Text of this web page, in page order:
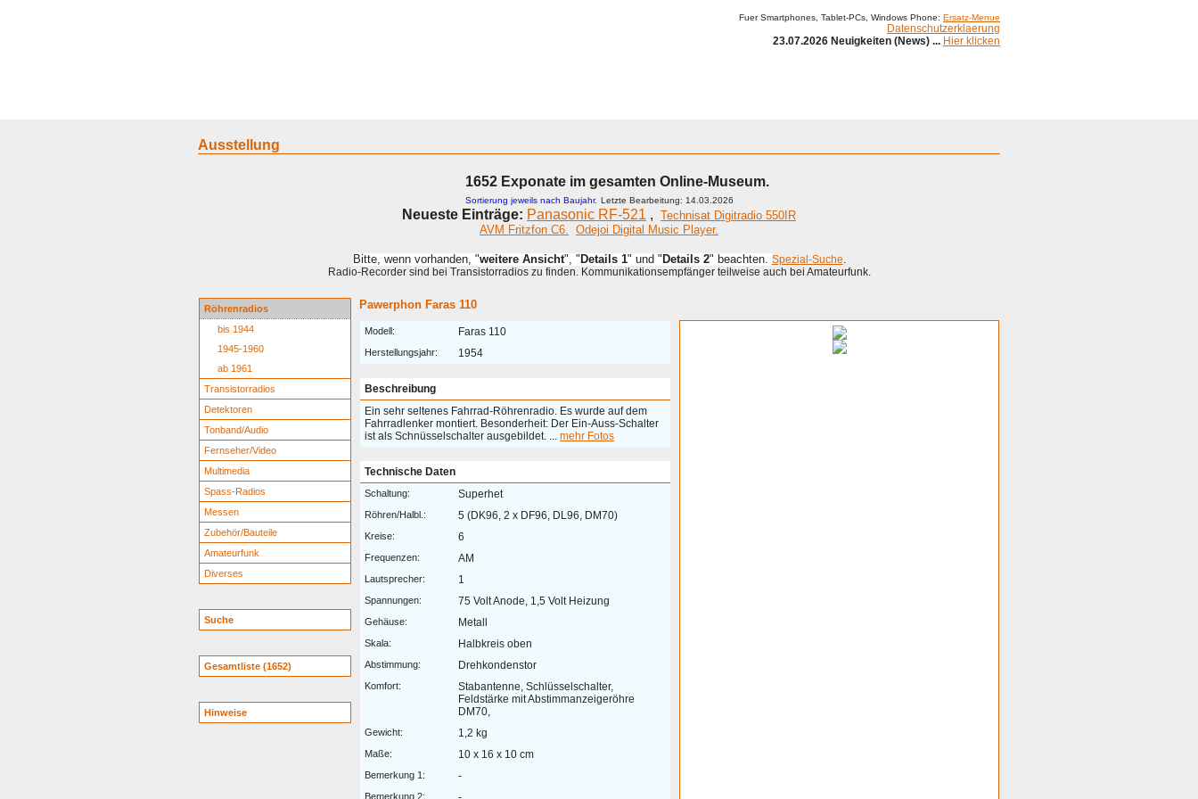
Fuer Smartphones, Tablet-PCs, Windows Phone: Ersatz-Menue
Datenschutzerklaerung
23.07.2026 Neuigkeiten (News) ... Hier klicken
Ausstellung
1652 Exponate im gesamten Online-Museum.
Sortierung jeweils nach Baujahr. Letzte Bearbeitung: 14.03.2026
Neueste Einträge: Panasonic RF-521 , Technisat Digitradio 550IR
AVM Fritzfon C6. Odejoi Digital Music Player.
Bitte, wenn vorhanden, "weitere Ansicht", " Details 1" und " Details 2" beachten. Spezial-Suche.
Radio-Recorder sind bei Transistorradios zu finden. Kommunikationsempfänger teilweise auch bei Amateurfunk.
Röhrenradios
bis 1944
1945-1960
ab 1961
Transistorradios
Detektoren
Tonband/Audio
Fernseher/Video
Multimedia
Spass-Radios
Messen
Zubehör/Bauteile
Amateurfunk
Diverses
Suche
Gesamtliste (1652)
Hinweise
Pawerphon Faras 110
Modell: Faras 110
Herstellungsjahr: 1954
Beschreibung
Ein sehr seltenes Fahrrad-Röhrenradio. Es wurde auf dem
Fahrradlenker montiert. Besonderheit: Der Ein-Auss-Schalter
ist als Schnüsselschalter ausgebildet. ... mehr Fotos
Technische Daten
Schaltung: Superhet
Röhren/Halbl.: 5 (DK96, 2 x DF96, DL96, DM70)
Kreise: 6
Frequenzen: AM
Lautsprecher: 1
Spannungen: 75 Volt Anode, 1,5 Volt Heizung
Gehäuse: Metall
Skala: Halbkreis oben
Abstimmung: Drehkondenstor
Komfort:
Stabantenne, Schlüsselschalter,
Feldstärke mit Abstimmanzeigeröhre
DM70,
Gewicht: 1,2 kg
Maße: 10 x 16 x 10 cm
Bemerkung 1: -
Bemerkung 2: